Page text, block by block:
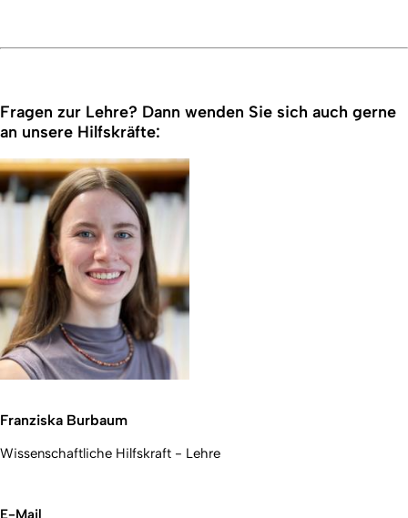
Fragen zur Lehre? Dann wenden Sie sich auch gerne
an unsere Hilfskräfte:
Franziska Burbaum
Wissenschaftliche Hilfskraft - Lehre
E-Mail